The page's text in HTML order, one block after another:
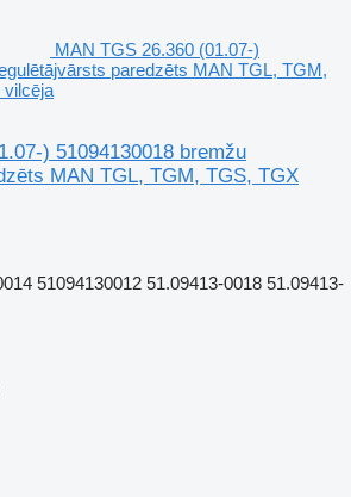
MAN TGS 26.360 (01.07-)
paredzēts MAN TGL, TGM,
vilcēja
) 51094130018 bremžu
MAN TGL, TGM, TGS, TGX
51094130012 51.09413-0018 51.09413-